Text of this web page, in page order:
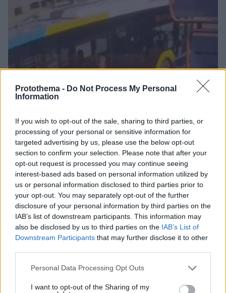
Protothema - Do Not Process My Personal
Information
If you wish to opt-out of the sale, sharing to third parties, or
processing of your personal or sensitive information for
targeted advertising by us, please use the below opt-out
section to confirm your selection. Please note that after your
opt-out request is processed you may continue seeing
interest-based ads based on personal information utilized by
us or personal information disclosed to third parties prior to
your opt-out. You may separately opt-out of the further
disclosure of your personal information by third parties on the
IAB’s list of downstream participants. This information may
also be disclosed by us to third parties on the IAB’s List of
Downstream Participants that may further disclose it to other
Please note that this website/app uses one or more Google
not limited to your visit or usage behaviour. You may click to
Personal Data Processing Opt Outs
I want to opt-out of the Sharing of my
Εργαζόμενοι στο Δρομοκαΐτειο αρνούνται να δεχτούν
τον 51χρονο από το Κορωπί και ζητούν αστυνομική
προστασία
Ο 51χρονος μεταφέρθηκε στο Ψυχιατρικό
Νοσοκομείο την Τετάρτη, ωστόσο οι εργαζόμενοι
02.04.2025, 20:03 13